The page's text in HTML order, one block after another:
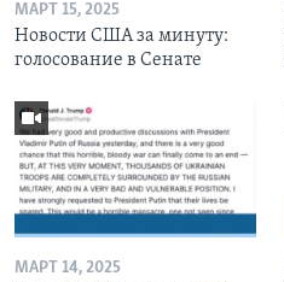
МАРТ 15, 2025
Новости США за минуту:
голосование в Сенате
МАРТ 14, 2025